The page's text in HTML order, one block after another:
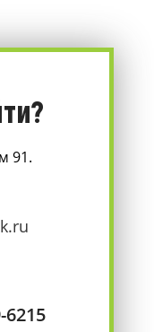
91.
6215